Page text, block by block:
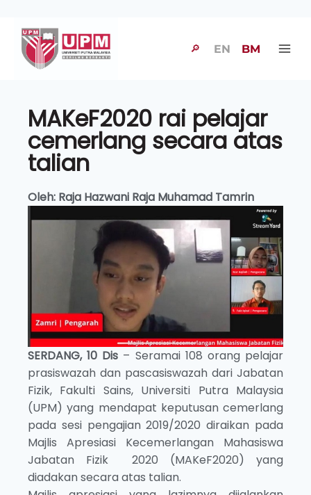
🔎 EN BM
MAKeF2020 rai pelajar
cemerlang secara atas
talian
Oleh: Raja Hazwani Raja Muhamad Tamrin
SERDANG, 10 Dis – Seramai 108 orang pelajar
prasiswazah dan pascasiswazah dari Jabatan
Fizik, Fakulti Sains, Universiti Putra Malaysia
(UPM) yang mendapat keputusan cemerlang
pada sesi pengajian 2019/2020 diraikan pada
Majlis Apresiasi Kecemerlangan Mahasiswa
Jabatan Fizik 2020 (MAKeF2020) yang
diadakan secara atas talian.